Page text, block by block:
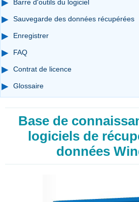
Barre d'outils du logiciel
Sauvegarde des données récupérées
Enregistrer
FAQ
Contrat de licence
Glossaire
Base de
logiciels de
données